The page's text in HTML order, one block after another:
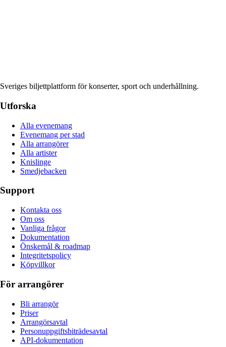
Sveriges biljettplattform för konserter, sport och underhållning.
Utforska
Alla evenemang
Evenemang per stad
Alla arrangörer
Alla artister
Knislinge
Smedjebacken
Support
Kontakta oss
Om oss
Vanliga frågor
Dokumentation
Önskemål & roadmap
Integritetspolicy
Köpvillkor
För arrangörer
Bli arrangör
Priser
Arrangörsavtal
Personuppgiftsbiträdesavtal
API-dokumentation